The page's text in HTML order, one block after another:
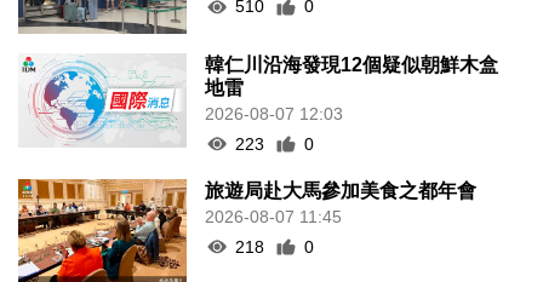
510
0
韓仁川沿海發現12個疑似朝鮮木盒
地雷
2026-08-07 12:03
223
0
旅遊局赴大馬參加美食之都年會
2026-08-07 11:45
218
0